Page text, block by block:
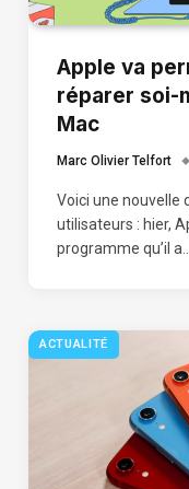
Apple va
réparer soi-
Mac
Marc Olivier Telfort
Voici une nouvelle
utilisateurs : hier,
programme qu’il a…
ACTUALITÉ